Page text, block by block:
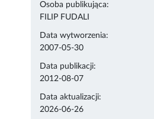
Osoba publikująca:
FILIP FUDALI
Data wytworzenia:
2007-05-30
Data publikacji:
2012-08-07
Data aktualizacji:
2026-06-26